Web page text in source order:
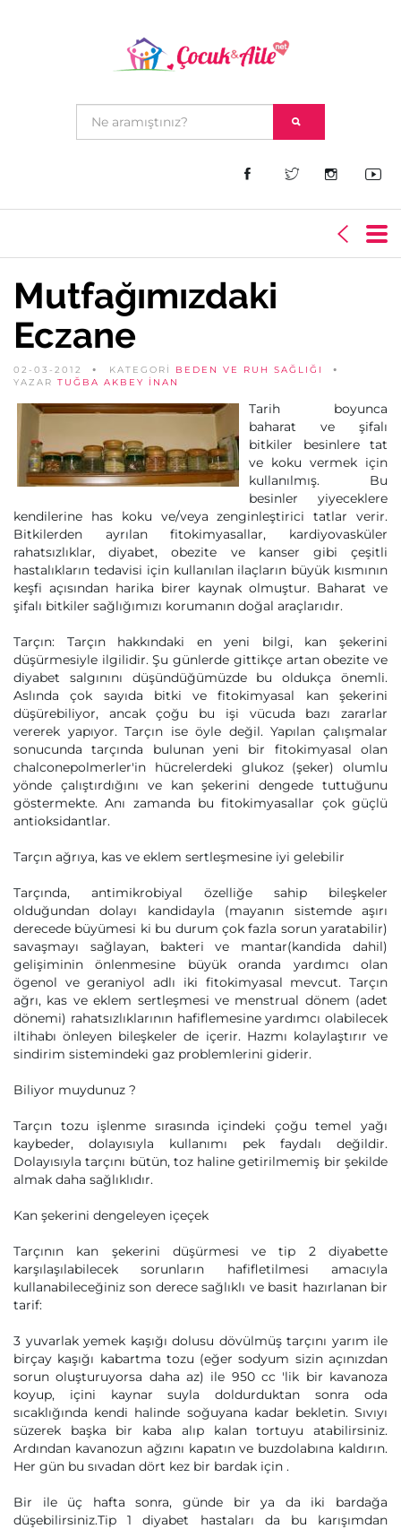
Mutfağımızdaki
Eczane
02-03-2012 KATEGORİ BEDEN VE RUH SAĞLIĞI
YAZAR TUĞBA AKBEY İNAN
Tarih boyunca
baharat ve şifalı
bitkiler besinlere tat
ve koku vermek için
kullanılmış. Bu
besinler yiyeceklere
kendilerine has koku ve/veya zenginleştirici tatlar verir.
Bitkilerden ayrılan fitokimyasallar, kardiyovasküler
rahatsızlıklar, diyabet, obezite ve kanser gibi çeşitli
hastalıkların tedavisi için kullanılan ilaçların büyük kısmının
keşfi açısından harika birer kaynak olmuştur. Baharat ve
şifalı bitkiler sağlığımızı korumanın doğal araçlarıdır.
Tarçın: Tarçın hakkındaki en yeni bilgi, kan şekerini
düşürmesiyle ilgilidir. Şu günlerde gittikçe artan obezite ve
diyabet salgınını düşündüğümüzde bu oldukça önemli.
Aslında çok sayıda bitki ve fitokimyasal kan şekerini
düşürebiliyor, ancak çoğu bu işi vücuda bazı zararlar
vererek yapıyor. Tarçın ise öyle değil. Yapılan çalışmalar
sonucunda tarçında bulunan yeni bir fitokimyasal olan
chalconepolmerler'in hücrelerdeki glukoz (şeker) olumlu
yönde çalıştırdığını ve kan şekerini dengede tuttuğunu
göstermekte. Anı zamanda bu fitokimyasallar çok güçlü
antioksidantlar.
Tarçın ağrıya, kas ve eklem sertleşmesine iyi gelebilir
Tarçında, antimikrobiyal özelliğe sahip bileşkeler
olduğundan dolayı kandidayla (mayanın sistemde aşırı
derecede büyümesi ki bu durum çok fazla sorun yaratabilir)
savaşmayı sağlayan, bakteri ve mantar(kandida dahil)
gelişiminin önlenmesine büyük oranda yardımcı olan
ögenol ve geraniyol adlı iki fitokimyasal mevcut. Tarçın
ağrı, kas ve eklem sertleşmesi ve menstrual dönem (adet
dönemi) rahatsızlıklarının hafiflemesine yardımcı olabilecek
iltihabı önleyen bileşkeler de içerir. Hazmı kolaylaştırır ve
sindirim sistemindeki gaz problemlerini giderir.
Biliyor muydunuz ?
Tarçın tozu işlenme sırasında içindeki çoğu temel yağı
kaybeder, dolayısıyla kullanımı pek faydalı değildir.
Dolayısıyla tarçını bütün, toz haline getirilmemiş bir şekilde
almak daha sağlıklıdır.
Kan şekerini dengeleyen içeçek
Tarçının kan şekerini düşürmesi ve tip 2 diyabette
karşılaşılabilecek sorunların hafifletilmesi amacıyla
kullanabileceğiniz son derece sağlıklı ve basit hazırlanan bir
tarif:
3 yuvarlak yemek kaşığı dolusu dövülmüş tarçını yarım ile
birçay kaşığı kabartma tozu (eğer sodyum sizin açınızdan
sorun oluşturuyorsa daha az) ile 950 cc 'lik bir kavanoza
koyup, içini kaynar suyla doldurduktan sonra oda
sıcaklığında kendi halinde soğuyana kadar bekletin. Sıvıyı
süzerek başka bir kaba alıp kalan tortuyu atabilirsiniz.
Ardından kavanozun ağzını kapatın ve buzdolabına kaldırın.
Her gün bu sıvadan dört kez bir bardak için .
Bir ile üç hafta sonra, günde bir ya da iki bardağa
düşebilirsiniz.Tip 1 diyabet hastaları da bu karışımdan